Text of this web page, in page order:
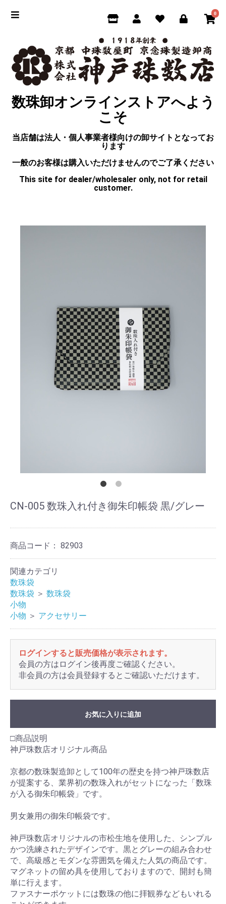
0
数珠卸オンラインストアへよう
こそ
当店舗は法人・個人事業者様向けの卸サイトとなってお
ります
一般のお客様は購入いただけませんのでご了承ください
This site for dealer/wholesaler only, not for retail
customer.
CN-005 数珠入れ付き御朱印帳袋 黒/グレー
商品コード： 82903
関連カテゴリ
数珠袋
数珠袋 ＞ 数珠袋
小物
小物 ＞ アクセサリー
ログインすると販売価格が表示されます。
会員の方はログイン後再度ご確認ください。
非会員の方は会員登録するとご確認いただけます。
お気に入りに追加
□商品説明
神戸珠数店オリジナル商品
京都の数珠製造卸として100年の歴史を持つ神戸珠数店
が提案する、業界初の数珠入れがセットになった「数珠
が入る御朱印帳袋」です。
男女兼用の御朱印帳袋です。
神戸珠数店オリジナルの市松生地を使用した、シンプル
かつ洗練されたデザインです。黒とグレーの組み合わせ
で、高級感とモダンな雰囲気を備えた人気の商品です。
マグネットの留め具を使用しておりますので、開封も簡
単に行えます。
ファスナーポケットには数珠の他に拝観券などもいれる